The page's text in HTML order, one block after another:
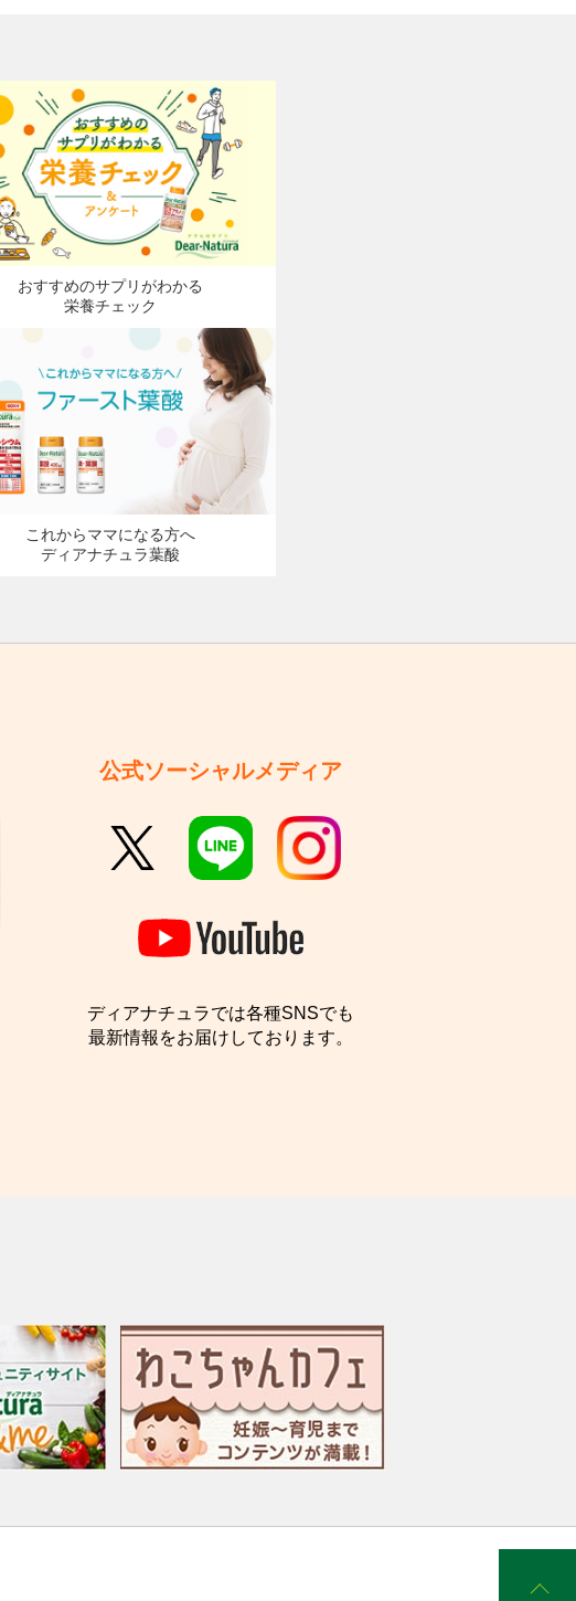
おすすめのサプリがわかる
栄養チェック
これからママになる方へ
ディアナチュラ葉酸
公式ソーシャルメディア
ディアナチュラでは各種SNSでも
最新情報をお届けしております。